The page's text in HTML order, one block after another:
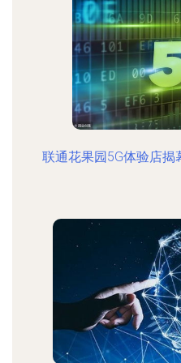
联通花果园5G体验店